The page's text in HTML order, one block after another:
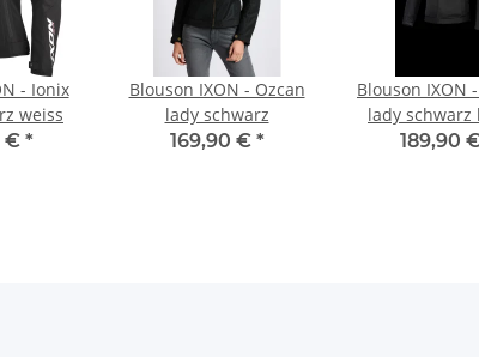
- Ionix
weiss
€ *
Blouson IXON - Ozcan
lady schwarz
169,90 € *
Blouson IXON
lady schwarz
189,90